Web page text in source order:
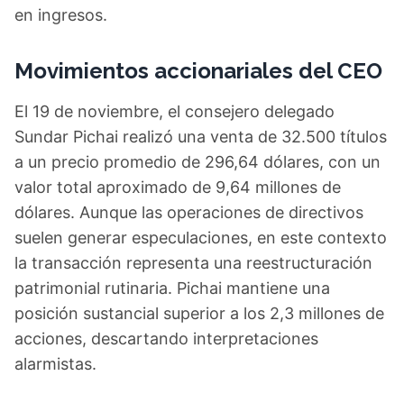
en ingresos.
Movimientos accionariales del CEO
El 19 de noviembre, el consejero delegado
Sundar Pichai realizó una venta de 32.500 títulos
a un precio promedio de 296,64 dólares, con un
valor total aproximado de 9,64 millones de
dólares. Aunque las operaciones de directivos
suelen generar especulaciones, en este contexto
la transacción representa una reestructuración
patrimonial rutinaria. Pichai mantiene una
posición sustancial superior a los 2,3 millones de
acciones, descartando interpretaciones
alarmistas.